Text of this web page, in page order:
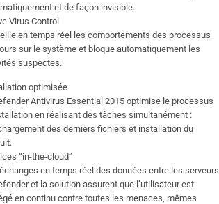
et de façon invisible.
Virus Control
en temps réel les comportements des processus
sur le système et bloque automatiquement les
suspectes.
optimisée
Antivirus Essential 2015 optimise le processus
en réalisant des tâches simultanément :
des derniers fichiers et installation du
“in-the-cloud”
en temps réel des données entre les serveurs
et la solution assurent que l’utilisateur est
en continu contre toutes les menaces, mêmes